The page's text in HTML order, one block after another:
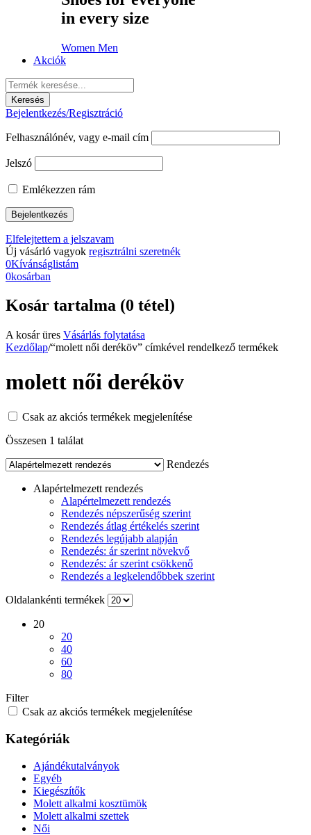
in every size
Women Men
Akciók
Bejelentkezés/Regisztráció
Felhasználónév, vagy e-mail cím
Jelszó
Emlékezzen rám
Elfelejtettem a jelszavam
Új vásárló vagyok regisztrálni szeretnék
0Kívánságlistám
0kosárban
Kosár tartalma (0 tétel)
A kosár üres Vásárlás folytatása
Kezdőlap/“molett női deréköv” címkével rendelkező termékek
molett női deréköv
Csak az akciós termékek megjelenítése
Összesen 1 találat
Rendezés
Alapértelmezett rendezés
Alapértelmezett rendezés
Rendezés népszerűség szerint
Rendezés átlag értékelés szerint
Rendezés legújabb alapján
Rendezés: ár szerint növekvő
Rendezés: ár szerint csökkenő
Rendezés a legkelendőbbek szerint
Oldalankénti termékek
20
20
40
60
80
Filter
Csak az akciós termékek megjelenítése
Kategóriák
Ajándékutalványok
Egyéb
Kiegészítők
Molett alkalmi kosztümök
Molett alkalmi szettek
Női